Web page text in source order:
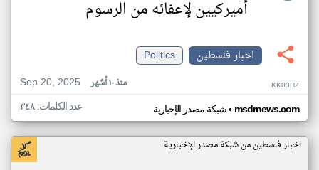
أميركيين لإعفائه من الرسوم
اخبار فلسطين
Politics
Sep 20, 2025
منذ ١٠ أشهر KK03HZ
شبكة مصدر الإخبارية• msdrnews.com عدد الكلمات: ٣٤٨
اخبار فلسطين من شبكة مصدر الإخبارية